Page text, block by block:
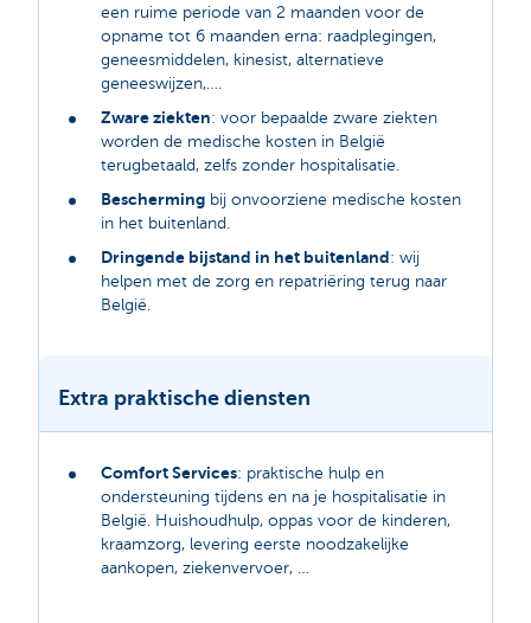
een ruime periode van 2 maanden voor de
opname tot 6 maanden erna: raadplegingen,
geneesmiddelen, kinesist, alternatieve
geneeswijzen,….
Zware ziekten: voor bepaalde zware ziekten
worden de medische kosten in België
terugbetaald, zelfs zonder hospitalisatie.
Bescherming bij onvoorziene medische kosten
in het buitenland.
Dringende bijstand in het buitenland: wij
helpen met de zorg en repatriëring terug naar
België.
Extra praktische diensten
Comfort Services: praktische hulp en
ondersteuning tijdens en na je hospitalisatie in
België. Huishoudhulp, oppas voor de kinderen,
kraamzorg, levering eerste noodzakelijke
aankopen, ziekenvervoer, …